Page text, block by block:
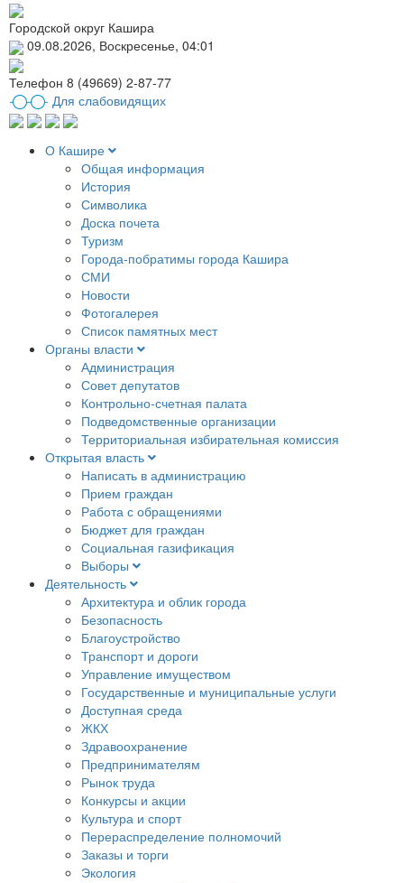
Городской округ Кашира
09.08.2026, Воскресенье, 04:01
Телефон 8 (49669) 2-87-77
Для слабовидящих
О Кашире
Общая информация
История
Символика
Доска почета
Туризм
Города-побратимы города Кашира
СМИ
Новости
Фотогалерея
Список памятных мест
Органы власти
Администрация
Совет депутатов
Контрольно-счетная палата
Подведомственные организации
Территориальная избирательная комиссия
Открытая власть
Написать в администрацию
Прием граждан
Работа с обращениями
Бюджет для граждан
Социальная газификация
Выборы
Деятельность
Архитектура и облик города
Безопасность
Благоустройство
Транспорт и дороги
Управление имуществом
Государственные и муниципальные услуги
Доступная среда
ЖКХ
Здравоохранение
Предпринимателям
Рынок труда
Конкурсы и акции
Культура и спорт
Перераспределение полномочий
Заказы и торги
Экология